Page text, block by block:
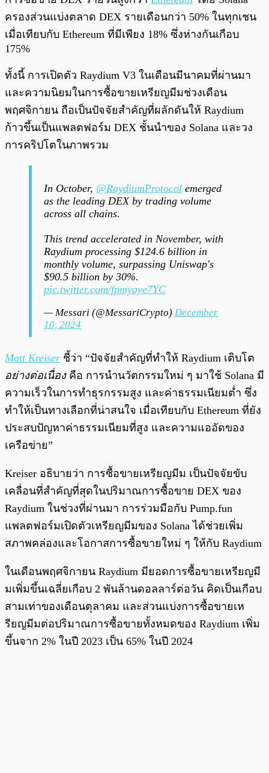
ครองส่วนแบ่งตลาด DEX รายเดือนกว่า 50% ในทุกเชน
เมื่อเทียบกับ Ethereum ที่มีเพียง 18% ซึ่งห่างกันเกือบ
175%
ทั้งนี้ การเปิดตัว Raydium V3 ในเดือนมีนาคมที่ผ่านมา
และความนิยมในการซื้อขายเหรียญมีมช่วงเดือน
พฤศจิกายน ถือเป็นปัจจัยสำคัญที่ผลักดันให้ Raydium
ก้าวขึ้นเป็นแพลตฟอร์ม DEX ชั้นนำของ Solana และวง
การคริปโตในภาพรวม
In October, @RaydiumProtocol emerged
as the leading DEX by trading volume
across all chains.
This trend accelerated in November, with
Raydium processing $124.6 billion in
monthly volume, surpassing Uniswap's
$90.5 billion by 30%.
pic.twitter.com/fpmyaye7YC
— Messari (@MessariCrypto) December
10, 2024
Matt Kreiser ชี้ว่า “ปัจจัยสำคัญที่ทำให้ Raydium เติบโต
อย่างต่อเนื่องคือ การนำนวัตกรรมใหม่ ๆ มาใช้ Solana มี
ความเร็วในการทำธุรกรรมสูง และค่าธรรมเนียมต่ำ ซึ่ง
ทำให้เป็นทางเลือกที่น่าสนใจ เมื่อเทียบกับ Ethereum ที่ยัง
ประสบปัญหาค่าธรรมเนียมที่สูง และความแออัดของ
เครือข่าย”
Kreiser อธิบายว่า การซื้อขายเหรียญมีม เป็นปัจจัยขับ
เคลื่อนที่สำคัญที่สุดในปริมาณการซื้อขาย DEX ของ
Raydium ในช่วงที่ผ่านมา การร่วมมือกับ Pump.fun
แพลตฟอร์มเปิดตัวเหรียญมีมของ Solana ได้ช่วยเพิ่ม
สภาพคล่องและโอกาสการซื้อขายใหม่ ๆ ให้กับ Raydium
ในเดือนพฤศจิกายน Raydium มียอดการซื้อขายเหรียญมี
มเพิ่มขึ้นเฉลี่ยเกือบ 2 พันล้านดอลลาร์ต่อวัน คิดเป็นเกือบ
สามเท่าของเดือนตุลาคม และส่วนแบ่งการซื้อขายเห
รียญมีมต่อปริมาณการซื้อขายทั้งหมดของ Raydium เพิ่ม
ขึ้นจาก 2% ในปี 2023 เป็น 65% ในปี 2024